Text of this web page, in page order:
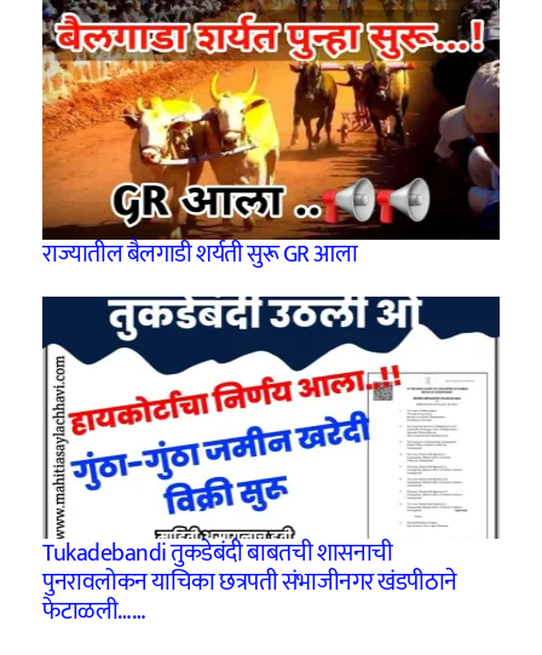
राज्यातील बैलगाडी शर्यती सुरू GR आला
Tukadebandi तुकडेबंदी बाबतची शासनाची
पुनरावलोकन याचिका छत्रपती संभाजीनगर खंडपीठाने
फेटाळली……